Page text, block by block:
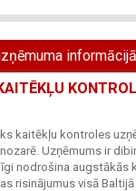
informācijā
kaitēkļu kontroles
Uzņēmums ir
nodrošina augstākās
risinājumus visā